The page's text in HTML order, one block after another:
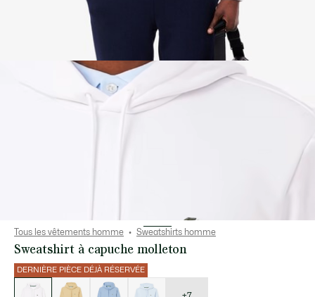
Tous les vêtements homme Sweatshirts homme
Sweatshirt à capuche molleton
DERNIÈRE PIÈCE DÉJÀ RÉSERVÉE
déclinaisons